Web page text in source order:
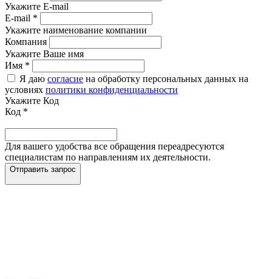
Укажите E-mail
E-mail *
Укажите наименование компании
Компания
Укажите Ваше имя
Имя *
Я даю согласие на обработку персональных данных на
условиях политики конфиденциальности
Укажите Код
Код *
Для вашего удобства все обращения переадресуются
специалистам по направлениям их деятельности.
Отправить запрос